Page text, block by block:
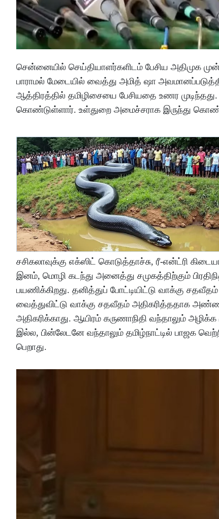
சென்னையில் செய்தியாளர்களிடம் பேசிய அதிமுக
பாராமல் மேடையில் வைத்து அமித் ஷா
ஆத்திரத்தில் தமிழிசையை பேசியதை உணர
கொண்டுள்ளார். உள்துறை அமைச்சராக இருந்து
சசிகலாவுக்கு எக்ஸிட் கொடுத்தாச்சு, ரீ-என்ட்ரி
இனம், மொழி கடந்து அனைத்து சமுகத்திற்கும்
பயணிக்கிறது. தனித்துப் போட்டியிட்டு வாக்கு
வைத்துவிட்டு வாக்கு சதவீதம் அதிகரித்ததாக
அதிகரிக்காது. ஆயிரம் கருணாநிதி வந்தாலும்
இல்ல, பின்லேடனே வந்தாலும் தமிழ்நாட்டில் பாஜக
பெறாது.